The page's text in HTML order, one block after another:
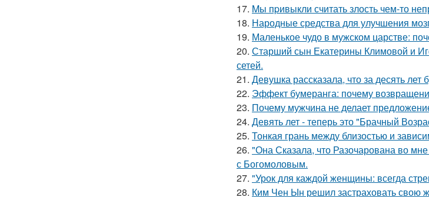
17. Mы пpивыкли считать злость чем-то
18. Народные средства для улучшения
19. Маленькое чудо в мужском царстве:
20. Старший сын Екатерины Климовой и
сетей.
21. Девушка рассказала, что за десять
22. Эффект бумеранга: почему
23. Почему мужчина не делает
24. Девять лет - теперь это "Брачный
25. Тонкая грань между близостью и
26. "Она Сказала, что Разочарована во
с Богомоловым.
27. "Урок для каждой женщины: всегда
28. Ким Чен Ын решил застраховать свою